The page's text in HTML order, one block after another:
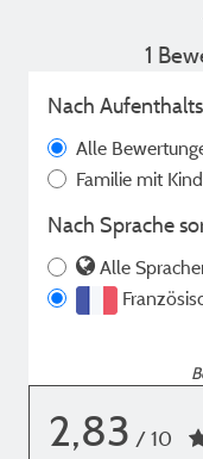
1
Nach
Alle
Familie mit
Nach Sprache
Alle
2,83 / 10